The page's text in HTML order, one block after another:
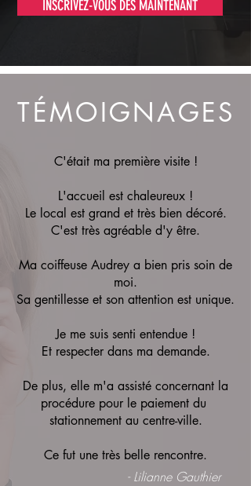
INSCRIVEZ-VOUS DÈS MAINTENANT
TÉMOIGNAGES
C'était ma première visite !
L'accueil est chaleureux !
Le local est grand et très bien décoré.
C'est très agréable d'y être.
Ma coiffeuse Audrey a bien pris soin de
moi.
Sa gentillesse et son attention est unique.
Je me suis senti entendue !
Et respecter dans ma demande.
De plus, elle m'a assisté concernant la
procédure pour le paiement du
stationnement au centre-ville.
Ce fut une très belle rencontre.
- Lilianne Gauthier